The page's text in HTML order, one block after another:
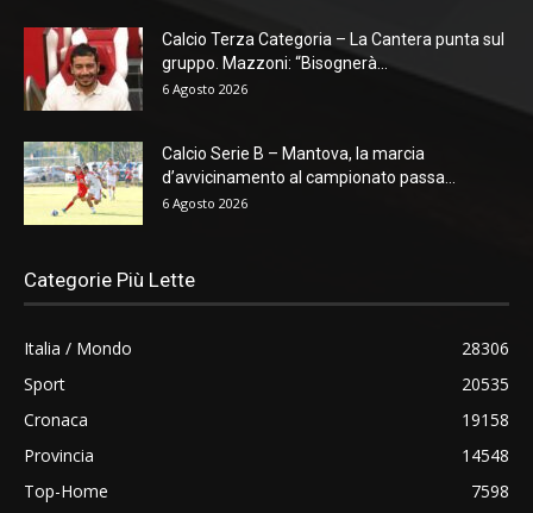
Calcio Terza Categoria – La Cantera punta sul
gruppo. Mazzoni: “Bisognerà...
6 Agosto 2026
Calcio Serie B – Mantova, la marcia
d’avvicinamento al campionato passa...
6 Agosto 2026
Categorie Più Lette
Italia / Mondo
28306
Sport
20535
Cronaca
19158
Provincia
14548
Top-Home
7598